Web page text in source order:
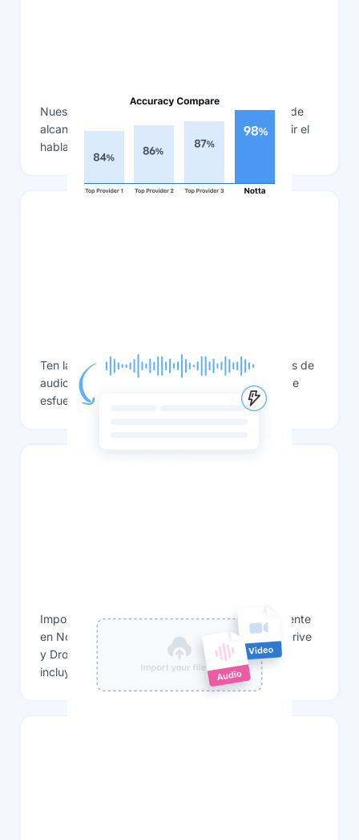
Nuestra herramienta de transcripción de IA puede
alcanzar hasta un 98% de precisión al transcribir el
habla, dependiendo de la calidad del audio.
Ten la confianza de que recibirás transcripciones de
audio extensas en minutos, ahorrándote horas de
esfuerzo manual.
Importa tus archivos de audio o vídeo directamente
en Notta, o pega enlaces de YouTube, Google Drive
y Dropbox. Notta admite más de 10 formatos,
incluyendo WAV, MP3, MP4, AVI y más.